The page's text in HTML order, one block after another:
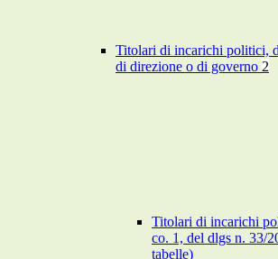
Titolari di incarichi politici,
di direzione o di governo 2
Titolari di incarichi
co. 1, del dlgs n. 33/
tabelle)